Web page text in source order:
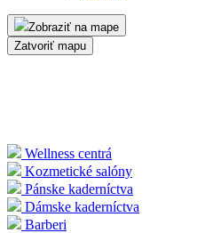
Zobraziť na mape
Zatvoriť mapu
Wellness centrá
Kozmetické salóny
Pánske kaderníctva
Dámske kaderníctva
Barberi